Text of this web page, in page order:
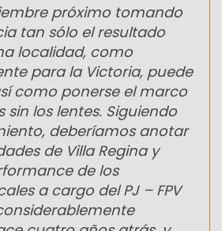
próximo tomando
tan sólo el resultado
localidad, como
para la Victoria, puede
como ponerse el marco
sin los lentes. Siguiendo
deberíamos anotar
de Villa Regina y
de los
a cargo del PJ – FPV